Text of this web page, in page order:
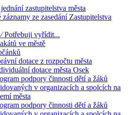
zastupitelstva města
ze zasedání Zastupitelstva
Potřebuji vyřídit...
ve městě
dotace z rozpočtu města
dotace města Osek
podpory činnosti dětí a žáků
v organizacích a spolcích na
města
podpory činnosti dětí a žáků